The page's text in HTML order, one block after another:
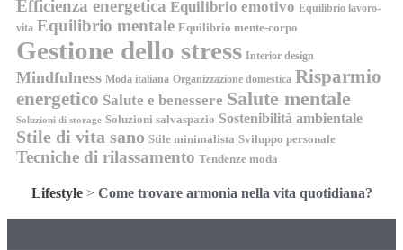
Efficienza energetica Equilibrio emotivo Equilibrio lavoro-
vita Equilibrio mentale Equilibrio mente-corpo
Gestione dello stress Interior design
Mindfulness Moda italiana Organizzazione domestica Risparmio
energetico Salute e benessere Salute mentale
Soluzioni di storage Soluzioni salvaspazio Sostenibilità ambientale
Stile di vita sano Stile minimalista Sviluppo personale
Tecniche di rilassamento Tendenze moda
Lifestyle> Come trovare armonia nella vita quotidiana?